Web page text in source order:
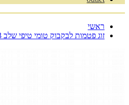
ראשי
זוג פטמות לבקבוק טומי טיפי שלב 3